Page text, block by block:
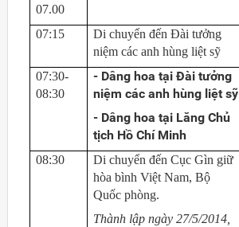
07.00
07:15
Di chuyển đến Đài tưởng
niệm các anh hùng liệt sỹ
07:30-
08:30
- Dâng hoa tại Đài tưởng
niệm các anh hùng liệt sỹ
- Dâng hoa tại Lăng Chủ
tịch Hồ Chí Minh
08:30
Di chuyển đến Cục Gìn giữ
hòa bình Việt Nam, Bộ
Quốc phòng.
Thành lập ngày 27/5/2014,